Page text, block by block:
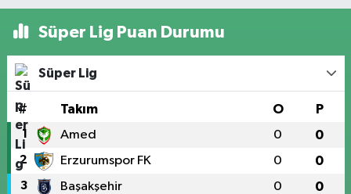
Süper Lig Puan Durumu
Süper Lig
# Takım O P
1 Amed 0 0
2 Erzurumspor FK 0 0
3 Başakşehir 0 0